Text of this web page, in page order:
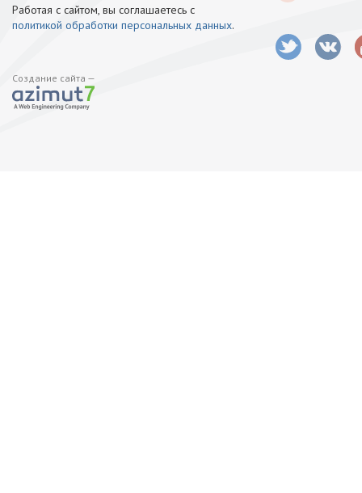
Работая с сайтом, вы соглашаетесь с
политикой обработки персональных данных.
Создание сайта —